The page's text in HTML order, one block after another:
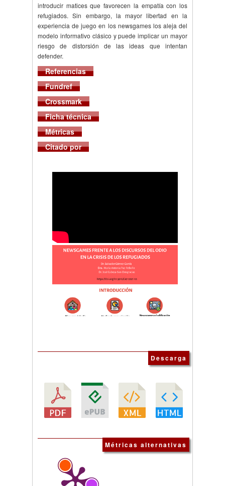
introducir matices que favorecen la empatía con los
refugiados. Sin embargo, la mayor libertad en la
experiencia de juego en los newsgames los aleja del
modelo informativo clásico y puede implicar un mayor
riesgo de distorsión de las ideas que intentan
defender.
Referencias
Fundref
Crossmark
Ficha técnica
Métricas
Citado por
Descarga
Métricas alternativas